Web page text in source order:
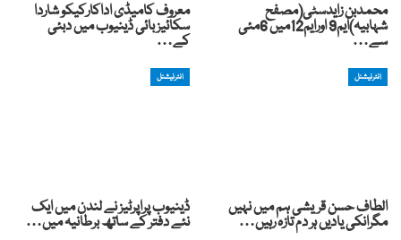
محمدبن زایدسٹی(مصفح
شہابیہ)ایم9 اورایم12میں 6مئی
سے…
معروف کامیڈی اداکارکیکو شاردا
سکائیز بائی ڈینیوب میں دبئی
کے…
انٹرنیشنل
الطاف حسن قریشی ہم میں نہیں
مگرانکی یادیں ہر دم تازہ رہیں…
انٹرنیشنل
ڈینیوب پراپرٹیز نے لندن میں ایک
نئے دفتر کے ساتھ برطانیہ میں…